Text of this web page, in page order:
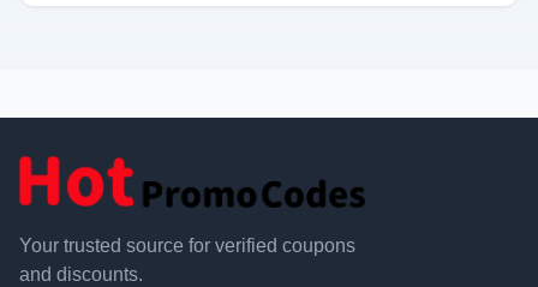
Your trusted source for verified coupons
and discounts.